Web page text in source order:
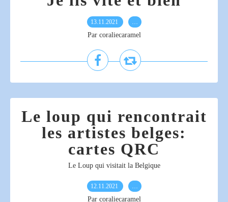
13.11.2021 …
Par coraliecaramel
Le loup qui rencontrait
les artistes belges:
cartes QRC
Le Loup qui visitait la Belgique
12.11.2021 …
Par coraliecaramel